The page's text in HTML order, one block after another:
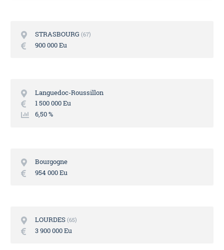
STRASBOURG 67
900 000 Eu
Languedoc-Roussillon
1 500 000 Eu
6,50 %
Bourgogne
954 000 Eu
LOURDES 65
3 900 000 Eu